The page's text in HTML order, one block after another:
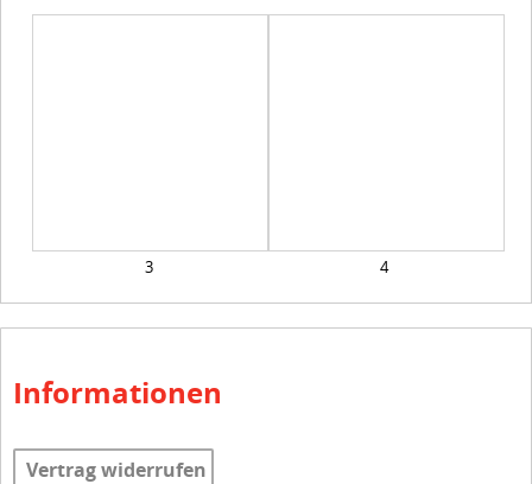
3 4
Informationen
Vertrag widerrufen